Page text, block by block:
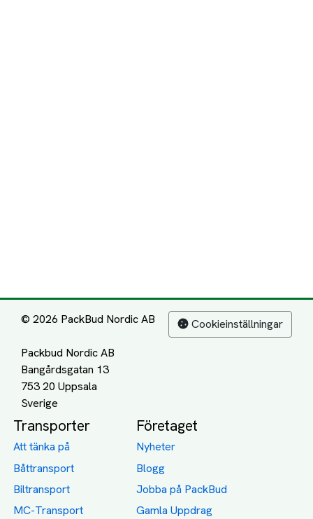
© 2026 PackBud Nordic AB
Packbud Nordic AB
Bangårdsgatan 13
753 20 Uppsala
Cookieinställningar
Transporter
Att tänka på
Båttransport
Biltransport
MC-Transport
Företaget
Nyheter
Blogg
Jobba på PackBud
Gamla Uppdrag